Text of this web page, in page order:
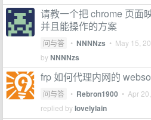
请教一个把 chrome 页面
并且能操作的方案
问与答 • NNNNzs • May 15,
byNNNNzs
frp 如何代理内网的
问与答 • Rebron1900 • Apr
replied bylovelylain